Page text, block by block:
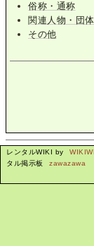
俗称・通称
関連人物・団体
その他
レンタルWIKI by
タル掲示板
zawazawa